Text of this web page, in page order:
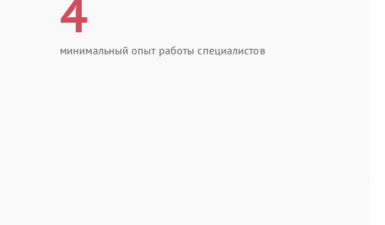
4
минимальный опыт работы специалистов